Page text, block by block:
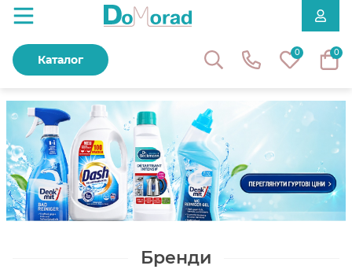
0 0
Каталог
Побутова хімія з
Бренди